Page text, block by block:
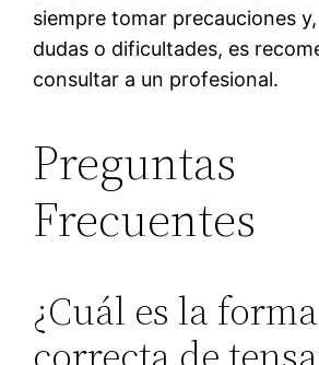
siempre tomar precauciones
dudas o dificultades, es
consultar a un profesional.
Preguntas
Frecuentes
¿Cuál es la forma